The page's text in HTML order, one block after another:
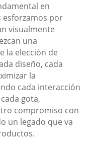
en
esforzamos por
visualmente
una
la elección de
diseño, cada
la
cada interacción
gota,
compromiso con
un legado que va